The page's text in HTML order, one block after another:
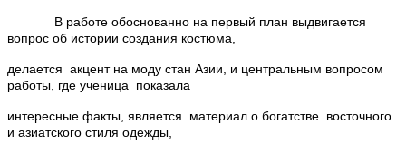
В работе обоснованно на первый план выдвигается
вопрос об истории создания костюма,
делается акцент на моду стан Азии, и центральным вопросом
работы, где ученица показала
интересные факты, является материал о богатстве восточного
и азиатского стиля одежды,